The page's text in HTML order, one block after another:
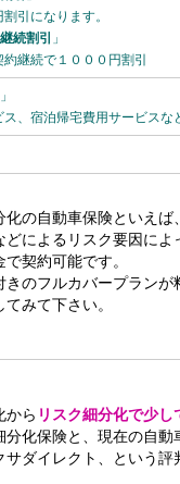
引になります。
続割引
」
継続で１０００円割引
、宿泊帰宅費用サービスな
化の自動車保険といえ
によるリスク要因に
契約可能です。
のフルカバープラン
みて下さい。
から リスク細分化で少
化保険と、現在の自
ダイレクト、という評